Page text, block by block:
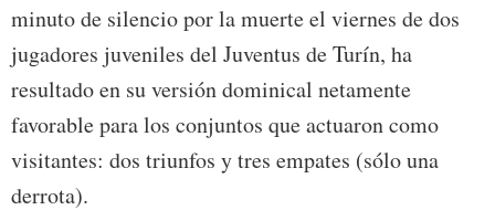
minuto de silencio por la muerte el viernes de dos
jugadores juveniles del Juventus de Turín, ha
resultado en su versión dominical netamente
favorable para los conjuntos que actuaron como
visitantes: dos triunfos y tres empates (sólo una
derrota).